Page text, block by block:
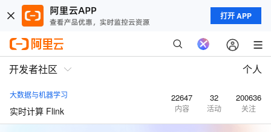
打开 APP
开发者社区 个人
大数据与机器学习
实时计算 Flink
22647
内容
32
活动
200636
关注